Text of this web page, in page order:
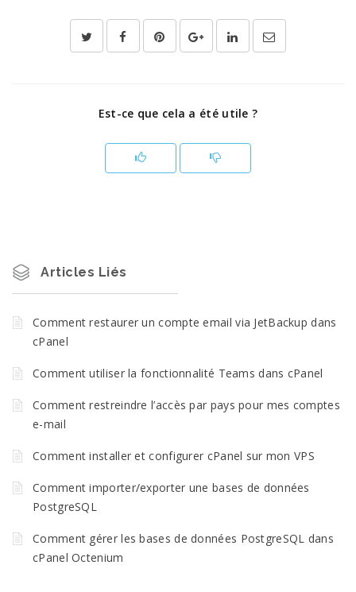
Est-ce que cela a été utile ?
Articles Liés
Comment restaurer un compte email via JetBackup dans
cPanel
Comment utiliser la fonctionnalité Teams dans cPanel
Comment restreindre l’accès par pays pour mes comptes
e-mail
Comment installer et configurer cPanel sur mon VPS
Comment importer/exporter une bases de données
PostgreSQL
Comment gérer les bases de données PostgreSQL dans
cPanel Octenium